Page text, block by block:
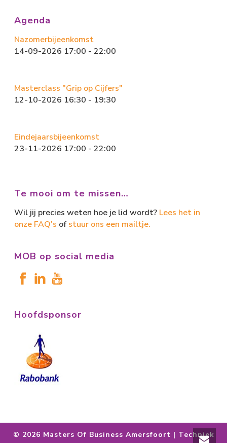
Agenda
Nazomerbijeenkomst
14-09-2026 17:00 - 22:00
Masterclass "Grip op Cijfers"
12-10-2026 16:30 - 19:30
Eindejaarsbijeenkomst
23-11-2026 17:00 - 22:00
Te mooi om te missen…
Wil jij precies weten hoe je lid wordt? Lees het in
onze FAQ's of stuur ons een mailtje.
MOB op social media
Hoofdsponsor
© 2026 Masters Of Business Amersfoort | Techniek